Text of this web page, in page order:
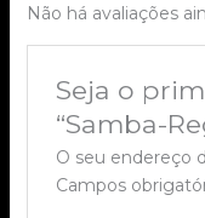
Não há avaliações
Seja o
“Samba-
O seu endereço
Campos